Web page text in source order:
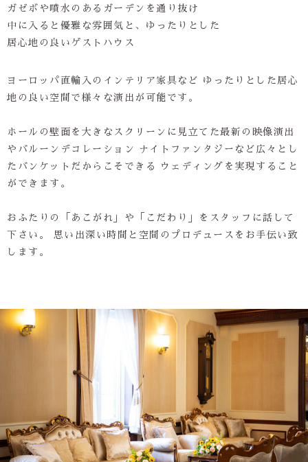
ガゼボや噴水のあるガーデンを通り抜け
中に入ると優雅な雰囲気と、ゆったりとした
居心地の良いゲストハウス
ヨーロッパ直輸入のインテリア家具など
ゆったりとした居心
地の良い空間で様々な演出が可能です。
ホールの壁面を大きなスクリーンに見立てた最新の映像演出
やバルーンデコレーション
ナイトファンタジーなど広々とし
たバンケットだからこそできる
ウェディングを実現すること
ができます。
おふたりの「あこがれ」や「こだわり」をスタッフに話して
下さい。
思い出深い時間と空間のプロデュースをお手伝い致
します。